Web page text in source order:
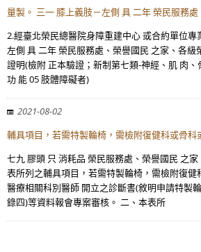
量製。 三一 膝上義肢－左側 具 二年 榮民服務
2.經臺北榮民總醫院身障重建中心 或合約單位專
左側 具 二年 榮民服務處、榮譽國民 之家、各級
證明(檢附 正本驗證；新制第七類-神經、肌 肉
功 能 05 肢體障礙者)
2021-08-02
輔具項目，若需特製輪椅，需檢附復健科或骨科
七九 膠頭 只 消耗品 榮民服務處、榮譽國民 之
表所列之輔具項目，若需特製輪椅，需檢附復
醫療相關科別醫師 開立之診斷書(敘明申請特製
錄四)等資料報會專案審核。 二、本表所